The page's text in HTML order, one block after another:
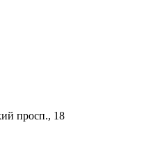
просп., 18